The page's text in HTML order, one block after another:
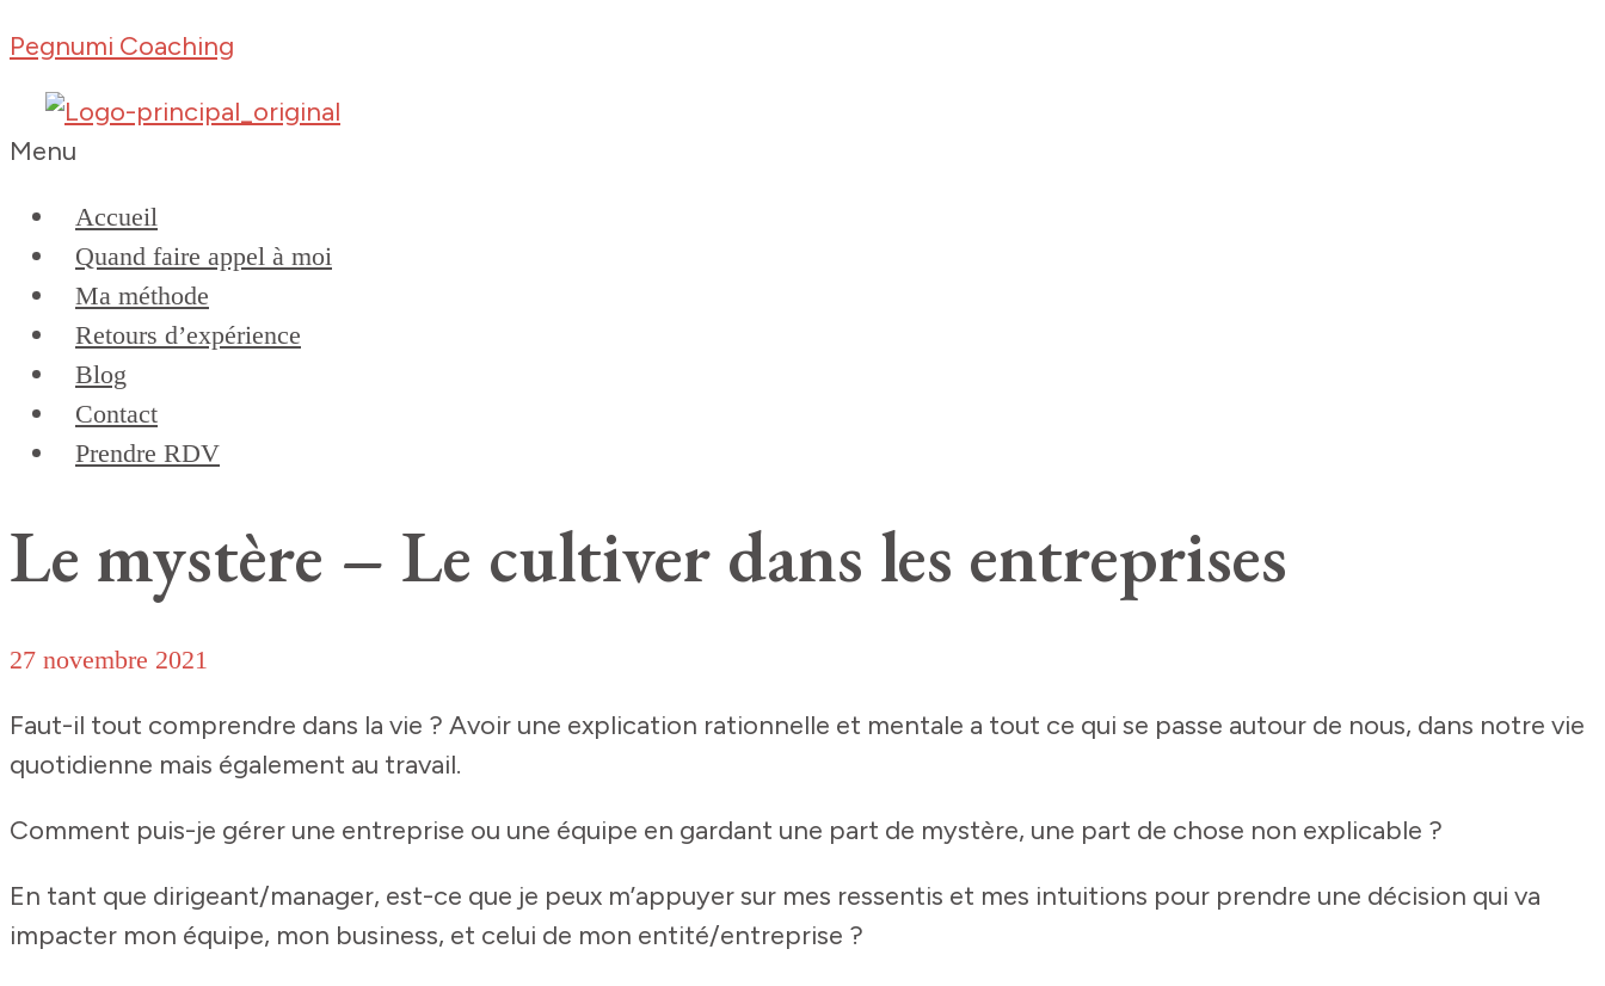
Pegnumi Coaching
Menu
Accueil
Quand faire appel à moi
Ma méthode
Retours d’expérience
Blog
Contact
Prendre RDV
Le mystère – Le cultiver dans les entreprises
27 novembre 2021
Faut-il tout comprendre dans la vie ? Avoir une explication rationnelle et mentale a tout ce qui se passe autour de nous, dans notre vie
quotidienne mais également au travail.
Comment puis-je gérer une entreprise ou une équipe en gardant une part de mystère, une part de chose non explicable ?
En tant que dirigeant/manager, est-ce que je peux m’appuyer sur mes ressentis et mes intuitions pour prendre une décision qui va
impacter mon équipe, mon business, et celui de mon entité/entreprise ?